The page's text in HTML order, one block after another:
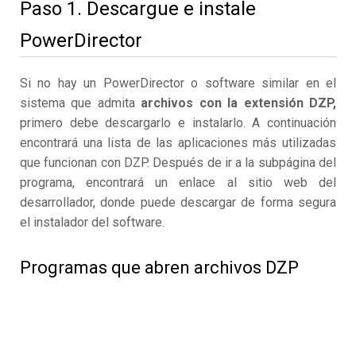
Paso 1. Descargue e instale
PowerDirector
Si no hay un PowerDirector o software similar en el
sistema que admita archivos con la extensión DZP,
primero debe descargarlo e instalarlo. A continuación
encontrará una lista de las aplicaciones más utilizadas
que funcionan con DZP. Después de ir a la subpágina del
programa, encontrará un enlace al sitio web del
desarrollador, donde puede descargar de forma segura
el instalador del software.
Programas que abren archivos DZP